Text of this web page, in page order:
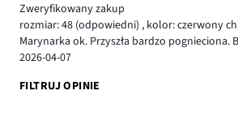
Zweryfikowany zakup
rozmiar: 48 (odpowiedni) , kolor: czerwony
Marynarka ok. Przyszła bardzo pognieciona.
2026-04-07
FILTRUJ OPINIE